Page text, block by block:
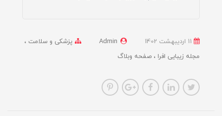
Admin
پزشکی و سلامت
مجله زیبایی افرا
صفحه وبلاگ